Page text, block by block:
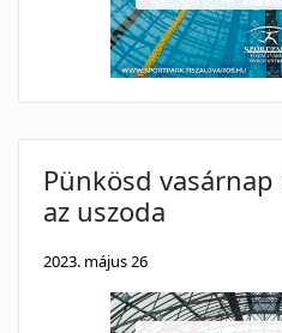
Pünkösd
az uszoda
2023. május 26